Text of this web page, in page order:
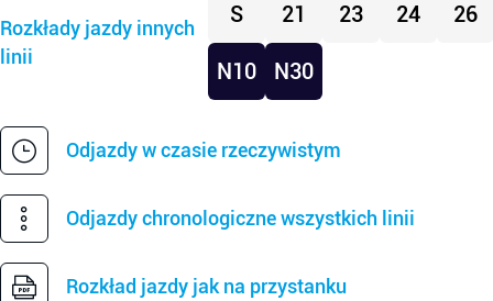
Rozkłady jazdy innych
linii
S 21 23 24 26
N10 N30
Odjazdy w czasie rzeczywistym
Odjazdy chronologiczne wszystkich linii
Rozkład jazdy jak na przystanku